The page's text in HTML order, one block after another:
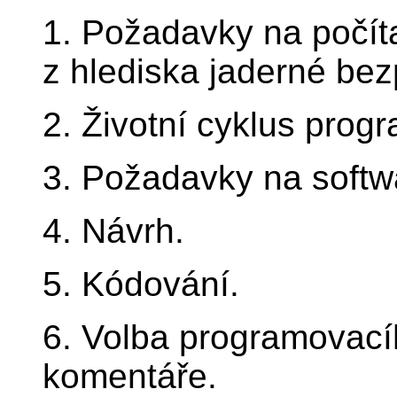
1. Požadavky na
z hlediska jaderné
2. Životní cyklus
3. Požadavky na
4. Návrh.
5. Kódování.
6. Volba
komentáře.